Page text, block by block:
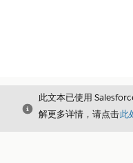
关闭
此文本已使用
解更多详情，请点击此